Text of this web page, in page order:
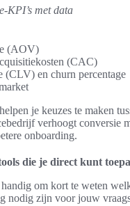
KPI’s met data
(AOV)
(CAC)
(CLV) en churn percentage
je keuzes te maken
verhoogt
onboarding.
die je direct kunt
om kort te weten
nodig zijn voor jouw